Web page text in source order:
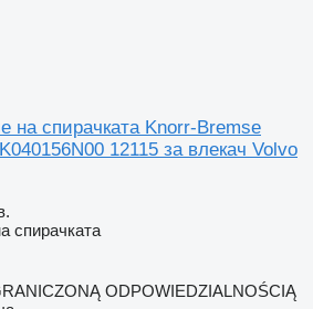
на спирачката Knorr-Bremse
12115 за влекач Volvo
спирачката
ODPOWIEDZIALNOŚCIĄ